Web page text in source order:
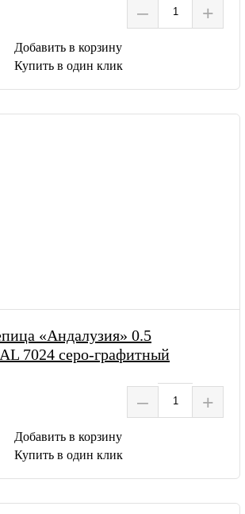
– +
Добавить в корзину
Купить в один клик
«Андалузия» 0.5
7024 серо-графитный
– +
Добавить в корзину
Купить в один клик